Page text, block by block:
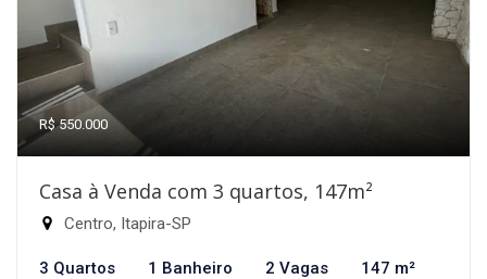
R$ 550.000
Casa à Venda com 3 quartos, 147m²
Centro, Itapira-SP
3 Quartos 1 Banheiro 2 Vagas 147 m²